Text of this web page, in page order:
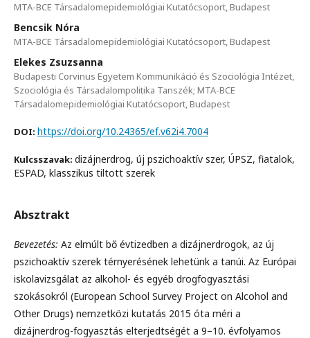
MTA-BCE Társadalomepidemiológiai Kutatócsoport, Budapest
Bencsik Nóra
MTA-BCE Társadalomepidemiológiai Kutatócsoport, Budapest
Elekes Zsuzsanna
Budapesti Corvinus Egyetem Kommunikáció és Szociológia Intézet,
Szociológia és Társadalompolitika Tanszék; MTA-BCE
Társadalomepidemiológiai Kutatócsoport, Budapest
DOI: https://doi.org/10.24365/ef.v62i4.7004
Kulcsszavak: dizájnerdrog, új pszichoaktív szer, ÚPSZ, fiatalok,
ESPAD, klasszikus tiltott szerek
Absztrakt
Bevezetés: Az elmúlt bő évtizedben a dizájnerdrogok, az új
pszichoaktív szerek térnyerésének lehetünk a tanúi. Az Európai
iskolavizsgálat az alkohol- és egyéb drogfogyasztási
szokásokról (European School Survey Project on Alcohol and
Other Drugs) nemzetközi kutatás 2015 óta méri a
dizájnerdrog-fogyasztás elterjedtségét a 9–10. évfolyamos